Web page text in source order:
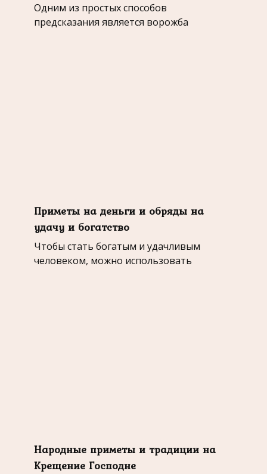
Одним из простых способов
предсказания является ворожба
Приметы на деньги и обряды на
удачу и богатство
Чтобы стать богатым и удачливым
человеком, можно использовать
Народные приметы и традиции на
Крещение Господне